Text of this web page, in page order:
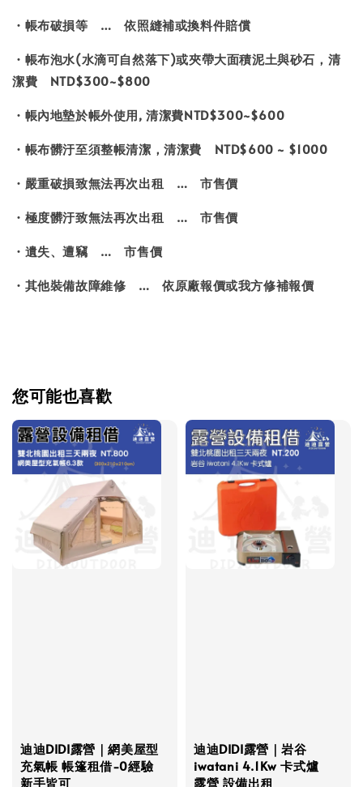
・帳布破損等 … 依照縫補或換料件賠償
・帳布泡水(水滴可自然落下)或夾帶大面積泥土與砂石，清
潔費 NTD$300~$800
・帳內地墊於帳外使用, 清潔費NTD$300~$600
・帳布髒汙至須整帳清潔，清潔費 NTD$600 ~ $1000
・嚴重破損致無法再次出租 … 市售價
・極度髒汙致無法再次出租 … 市售價
・遺失、遭竊 … 市售價
・其他裝備故障維修 … 依原廠報價或我方修補報價
您可能也喜歡
迪迪DIDI露營｜網美屋型
充氣帳 帳篷租借-0經驗
新手皆可
迪迪DIDI露營｜岩谷
iwatani 4.1Kw 卡式爐
露營 設備出租